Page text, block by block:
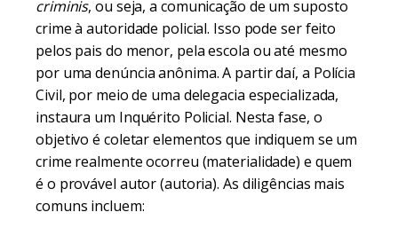
criminis, ou seja, a comunicação de um suposto
crime à autoridade policial. Isso pode ser feito
pelos pais do menor, pela escola ou até mesmo
por uma denúncia anônima. A partir daí, a Polícia
Civil, por meio de uma delegacia especializada,
instaura um Inquérito Policial. Nesta fase, o
objetivo é coletar elementos que indiquem se um
crime realmente ocorreu (materialidade) e quem
é o provável autor (autoria). As diligências mais
comuns incluem: